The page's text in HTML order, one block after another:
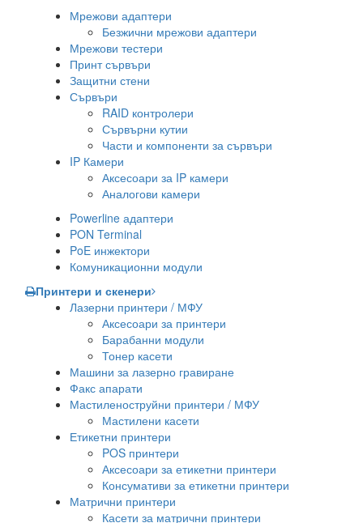
Мрежови адаптери
Безжични мрежови адаптери
Мрежови тестери
Принт сървъри
Защитни стени
Сървъри
RAID контролери
Сървърни кутии
Части и компоненти за сървъри
IP Камери
Аксесоари за IP камери
Аналогови камери
Powerline адаптери
PON Terminal
PoE инжектори
Комуникационни модули
Принтери и скенери
Лазерни принтери / МФУ
Аксесоари за принтери
Барабанни модули
Тонер касети
Машини за лазерно гравиране
Факс апарати
Мастиленоструйни принтери / МФУ
Мастилени касети
Етикетни принтери
POS принтери
Аксесоари за етикетни принтери
Консумативи за етикетни принтери
Матрични принтери
Касети за матрични принтери